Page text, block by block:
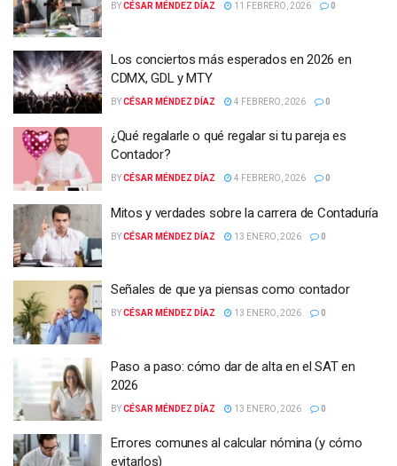
BYCÉSAR MÉNDEZ DÍAZ 11 FEBRERO, 2026 0
Los conciertos más esperados en 2026 en
CDMX, GDL y MTY
BYCÉSAR MÉNDEZ DÍAZ 4 FEBRERO, 2026 0
¿Qué regalarle o qué regalar si tu pareja es
Contador?
BYCÉSAR MÉNDEZ DÍAZ 4 FEBRERO, 2026 0
Mitos y verdades sobre la carrera de Contaduría
BYCÉSAR MÉNDEZ DÍAZ 13 ENERO, 2026 0
Señales de que ya piensas como contador
BYCÉSAR MÉNDEZ DÍAZ 13 ENERO, 2026 0
Paso a paso: cómo dar de alta en el SAT en
2026
BYCÉSAR MÉNDEZ DÍAZ 13 ENERO, 2026 0
Errores comunes al calcular nómina (y cómo
evitarlos)